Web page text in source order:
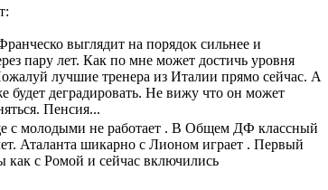
выглядит на порядок сильнее и
пару лет. Как по мне может достичь уровня
лучшие тренера из Италии прямо сейчас. А
будет деградировать. Не вижу что он может
Пенсия...
с молодыми не работает . В Общем ДФ классный
Аталанта шикарно с Лионом играет . Первый
как с Ромой и сейчас включились